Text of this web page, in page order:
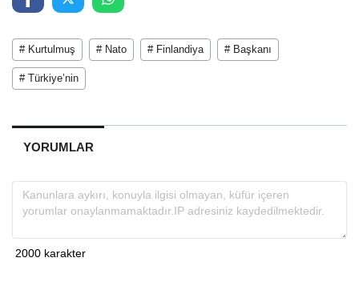
# Kurtulmuş # Nato # Finlandiya # Başkanı
# Türkiye’nin
YORUMLAR